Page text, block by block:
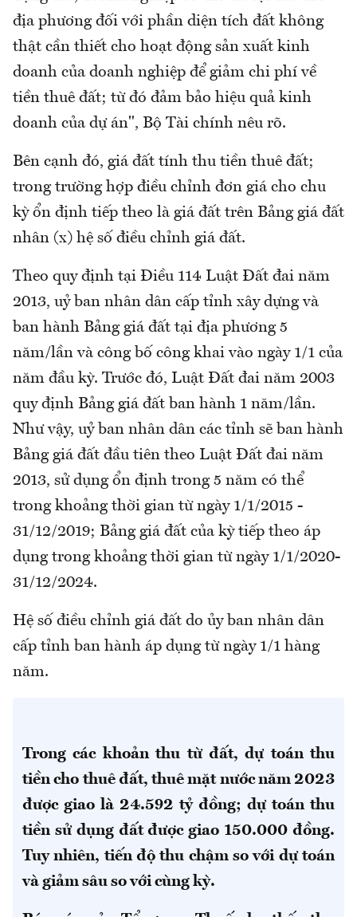
địa phương đối với phần diện tích đất không
thật cần thiết cho hoạt động sản xuất kinh
doanh của doanh nghiệp để giảm chi phí về
tiền thuê đất; từ đó đảm bảo hiệu quả kinh
doanh của dự án", Bộ Tài chính nêu rõ.
Bên cạnh đó, giá đất tính thu tiền thuê đất;
trong trường hợp điều chỉnh đơn giá cho chu
kỳ ổn định tiếp theo là giá đất trên Bảng giá đất
nhân (x) hệ số điều chỉnh giá đất.
Theo quy định tại Điều 114 Luật Đất đai năm
2013, uỷ ban nhân dân cấp tỉnh xây dựng và
ban hành Bảng giá đất tại địa phương 5
năm/lần và công bố công khai vào ngày 1/1 của
năm đầu kỳ. Trước đó, Luật Đất đai năm 2003
quy định Bảng giá đất ban hành 1 năm/lần.
Như vậy, uỷ ban nhân dân các tỉnh sẽ ban hành
Bảng giá đất đầu tiên theo Luật Đất đai năm
2013, sử dụng ổn định trong 5 năm có thể
trong khoảng thời gian từ ngày 1/1/2015 -
31/12/2019; Bảng giá đất của kỳ tiếp theo áp
dụng trong khoảng thời gian từ ngày 1/1/2020-
31/12/2024.
Hệ số điều chỉnh giá đất do ủy ban nhân dân
cấp tỉnh ban hành áp dụng từ ngày 1/1 hàng
năm.
Trong các khoản thu từ đất, dự toán thu
tiền cho thuê đất, thuê mặt nước năm 2023
được giao là 24.592 tỷ đồng; dự toán thu
tiền sử dụng đất được giao 150.000 đồng.
Tuy nhiên, tiến độ thu chậm so với dự toán
và giảm sâu so với cùng kỳ.